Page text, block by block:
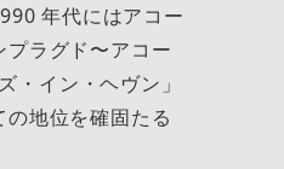
年代にはアコー
ラグド〜アコー
イン・ヘヴン」
地位を確固たる